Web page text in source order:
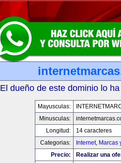
El dueño de este dominio lo
Mayusculas:
Minusculas:
Longitud:
14 caracteres
Categorias:
Internet, Marcas
Precio:
Realizar una